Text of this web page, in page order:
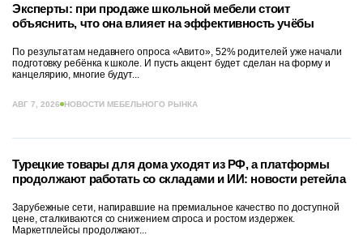
Эксперты: при продаже школьной мебели стоит
объяснить, что она влияет на эффективность учёбы
По результатам недавнего опроса «Авито», 52% родителей уже начали
подготовку ребёнка к школе. И пусть акцент будет сделан на форму и
канцелярию, многие будут...
АВГ 7, 2026 НОВОСТИ МЕБЕЛЬНОГО РЫНКА
Турецкие товары для дома уходят из РФ, а платформы
продолжают работать со складами и ИИ: новости ретейла
Зарубежные сети, напиравшие на премиальное качество по доступной
цене, сталкиваются со снижением спроса и ростом издержек.
Маркетплейсы продолжают...